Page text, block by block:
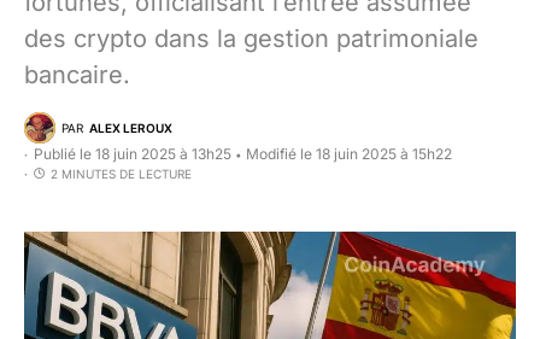
des crypto dans la gestion patrimoniale
bancaire.
PAR ALEX LEROUX
Publié le 18 juin 2025 à 13h25 • Modifié le 18 juin 2025 à 15h22
2 MINUTES DE LECTURE